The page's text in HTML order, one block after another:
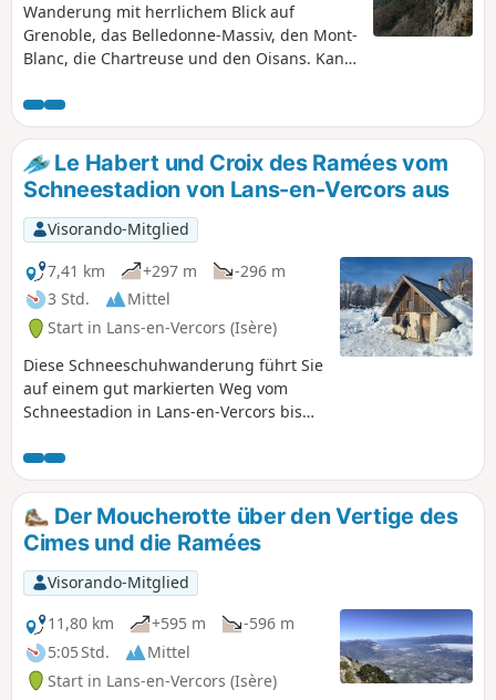
Wanderung mit herrlichem Blick auf
Grenoble, das Belledonne-Massiv, den Mont-
Blanc, die Chartreuse und den Oisans. Kann
werden, um das Licht des
Sonnenuntergangs in Richtung (4) zu
genießen, aber nehmen Sie eine
Taschenlampe für den Rückweg mit und
seien Sie besonders vorsichtig. 09.09.2024:
Die Wanderung ist im Winter (Dezember bis
einschließlich April) verboten, um die
Ruhezone des Birkhuhns zu respektieren.
Siehe praktische Informationen.
Le Habert und Croix des Ramées vom
Schneestadion von Lans-en-Vercors aus
Visorando-Mitglied
7,41 km
+297 m
-296 m
3 Std.
Mittel
Start in Lans-en-Vercors (Isère)
Diese Schneeschuhwanderung führt Sie
auf einem gut markierten Weg vom
Schneestadion in Lans-en-Vercors bis
(ohne diese zu erreichen). Sie machen
eine Pause vor dem Habert des Ramées
und setzen dann Ihre Erkundung des
Plateaus unterhalb der Grande Roche
fort, um vom Croix des Ramées aus den
Aussichtspunkt über das Tal von Lans zu
erreichen. Der Abstieg zum
Schneestadion bietet Ihnen
unterschiedliche Landschaften, obwohl
es sich um denselben Weg handelt.
Der Moucherotte über den Vertige des
Cimes und die Ramées
Visorando-Mitglied
11,80 km
+595 m
-596 m
5:05 Std.
Mittel
Start in Lans-en-Vercors (Isère)